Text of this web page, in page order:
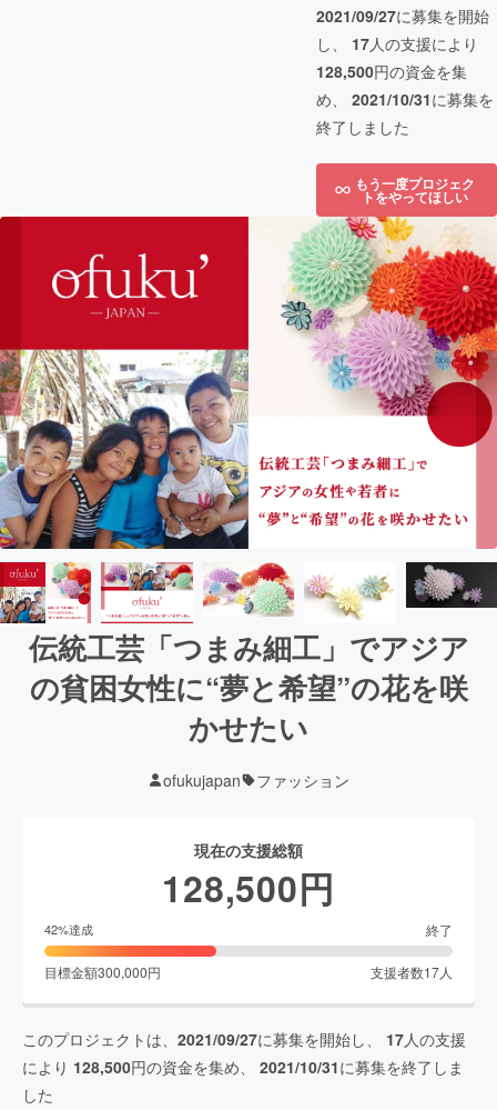
2021/09/27に募集を開始
し、 17人の支援により
128,500円の資金を集
め、 2021/10/31に募集を
終了しました
もう一度プロジェク
トをやってほしい
伝統工芸「つまみ細工」でアジア
の貧困女性に“夢と希望”の花を咲
かせたい
ofukujapan ファッション
現在の支援総額
128,500円
42%達成 終了
目標金額300,000円 支援者数17人
このプロジェクトは、 2021/09/27に募集を開始し、 17人の支援
により 128,500円の資金を集め、 2021/10/31に募集を終了しま
した